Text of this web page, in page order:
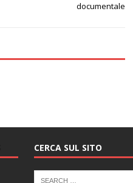
documentale
CERCA SUL SITO